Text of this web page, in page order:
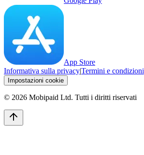
App Store
Informativa sulla privacy|Termini e condizioni
Impostazioni cookie
© 2026 Mobipaid Ltd. Tutti i diritti riservati